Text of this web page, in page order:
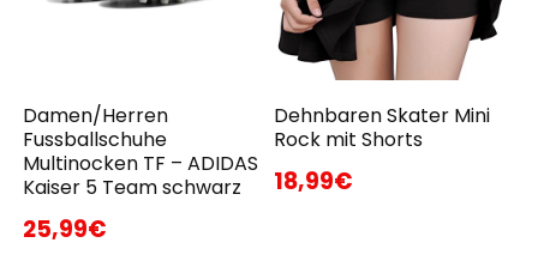
Damen/Herren
Fussballschuhe
Multinocken TF – ADIDAS
Kaiser 5 Team schwarz
25,99€
Dehnbaren Skater Mini
Rock mit Shorts
18,99€